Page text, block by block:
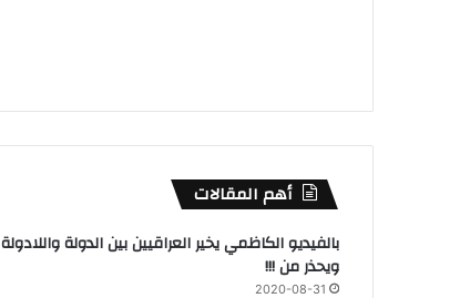
أهم المقالات
بالفيديو الكاظمي يخير العراقيين بين الدولة واللادولة
ويحذر من !!!
2020-08-31